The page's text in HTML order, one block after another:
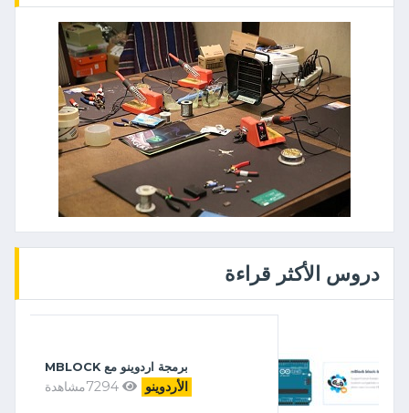
دروس الأكثر قراءة
برمجة اردوينو مع MBLOCK
الأردوينو